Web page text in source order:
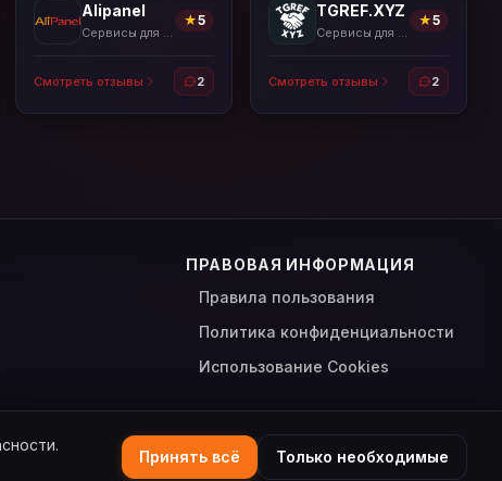
Alipanel
Сервисы для накрутки
★5
Смотреть отзывы 2
TGREF.XYZ
Сервисы для накрутки
★5
Смотреть отзывы 2
ПРАВОВАЯ ИНФОРМАЦИЯ
Правила пользования
Политика конфиденциальности
Использование Cookies
Сделано с для пользователей
Принять всё Только необходимые